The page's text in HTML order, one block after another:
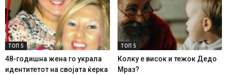
ТОП 5
48-годишна жена го украла
идентитетот на својата ќерка
ТОП 5
Колку е висок и тежок Дедо
Мраз?